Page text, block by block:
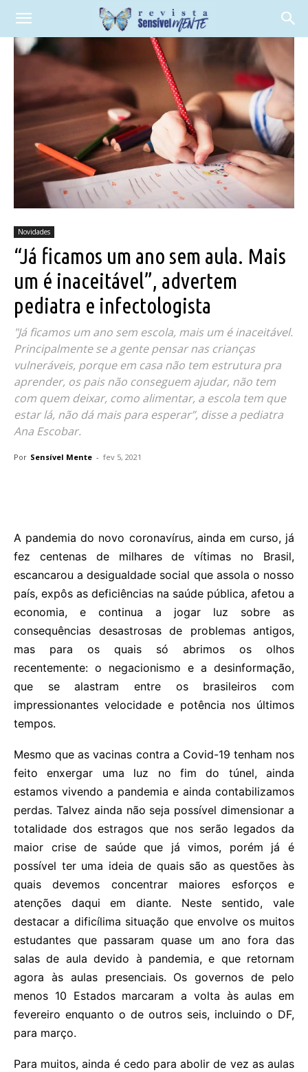
Novidades
“Já ficamos um ano sem aula. Mais
um é inaceitável”, advertem
pediatra e infectologista
"Já ficamos um ano sem escola, mais um é inaceitável.
Principalmente se a gente pensar nas crianças
vulneráveis, porque em casa não tem estrutura pra
aprender, os pais não conseguem ajudar, não tem
com quem deixar, como alimentar, a escola tem que
estar lá, não dá mais para esperar”, disse a pediatra
Ana Escobar.
Por Sensível Mente - fev 5, 2021
A pandemia do novo coronavírus, ainda em curso, já
fez centenas de milhares de vítimas no Brasil,
escancarou a desigualdade social que assola o nosso
país, expôs as deficiências na saúde pública, afetou a
economia, e continua a jogar luz sobre as
consequências desastrosas de problemas antigos,
mas para os quais só abrimos os olhos
recentemente: o negacionismo e a desinformação,
que se alastram entre os brasileiros com
impressionantes velocidade e potência nos últimos
tempos.
Mesmo que as vacinas contra a Covid-19 tenham nos
feito enxergar uma luz no fim do túnel, ainda
estamos vivendo a pandemia e ainda contabilizamos
perdas. Talvez ainda não seja possível dimensionar a
totalidade dos estragos que nos serão legados da
maior crise de saúde que já vimos, porém já é
possível ter uma ideia de quais são as questões às
quais devemos concentrar maiores esforços e
atenções daqui em diante. Neste sentido, vale
destacar a dificílima situação que envolve os muitos
estudantes que passaram quase um ano fora das
salas de aula devido à pandemia, e que retornam
agora às aulas presenciais. Os governos de pelo
menos 10 Estados marcaram a volta às aulas em
fevereiro enquanto o de outros seis, incluindo o DF,
para março.
Para muitos, ainda é cedo para abolir de vez as aulas